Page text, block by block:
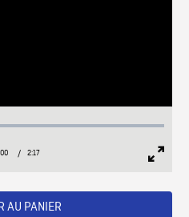
Current/ Duration
2:17
AU PANIER